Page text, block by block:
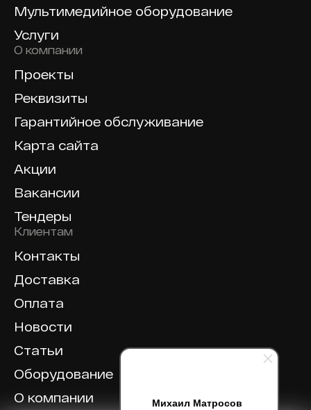
Михаил Матросов
Мультимедийное оборудование
Услуги
О компании
Проекты
Реквизиты
Гарантийное обслуживание
Карта сайта
Акции
Вакансии
Тендеры
Клиентам
Контакты
Доставка
Оплата
Новости
Статьи
Оборудование
О компании